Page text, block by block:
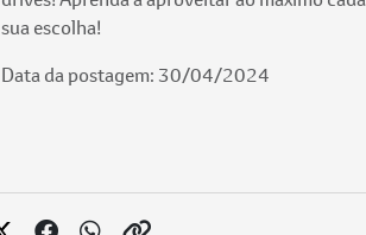
sua escolha!
Data da postagem: 30/04/2024